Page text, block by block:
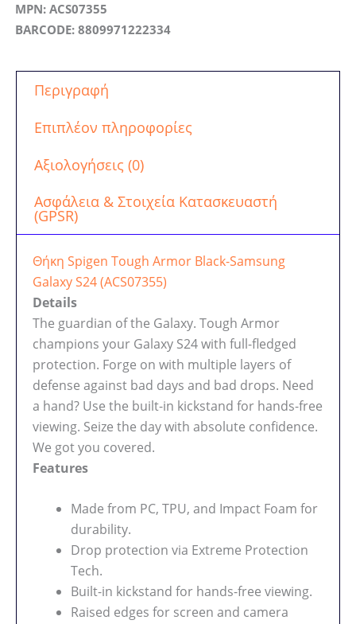
MPN: ACS07355
BARCODE: 8809971222334
Περιγραφή
Επιπλέον πληροφορίες
Αξιολογήσεις (0)
Ασφάλεια & Στοιχεία Κατασκευαστή
(GPSR)
Θήκη Spigen Tough Armor Black-Samsung
Galaxy S24 (ACS07355)
Details
The guardian of the Galaxy. Tough Armor
champions your Galaxy S24 with full-fledged
protection. Forge on with multiple layers of
defense against bad days and bad drops. Need
a hand? Use the built-in kickstand for hands-free
viewing. Seize the day with absolute confidence.
We got you covered.
Features
Made from PC, TPU, and Impact Foam for
durability.
Drop protection via Extreme Protection
Tech.
Built-in kickstand for hands-free viewing.
Raised edges for screen and camera